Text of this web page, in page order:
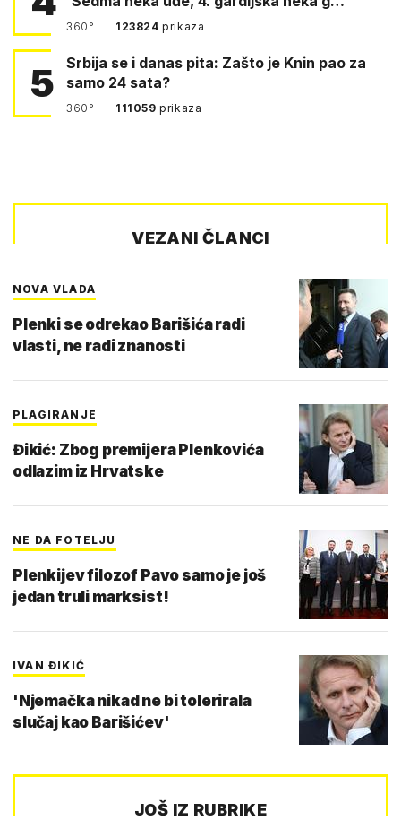
360° 123824prikaza
5
Srbija se i danas pita: Zašto je Knin pao za
samo 24 sata?
360° 111059prikaza
VEZANI ČLANCI
NOVA VLADA
Plenki se odrekao Barišića radi
vlasti, ne radi znanosti
PLAGIRANJE
Đikić: Zbog premijera Plenkovića
odlazim iz Hrvatske
NE DA FOTELJU
Plenkijev filozof Pavo samo je još
jedan truli marksist!
IVAN ĐIKIĆ
'Njemačka nikad ne bi tolerirala
slučaj kao Barišićev'
JOŠ IZ RUBRIKE